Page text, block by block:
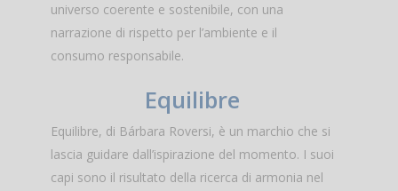
universo coerente e sostenibile, con una
narrazione di rispetto per l’ambiente e il
consumo responsabile.
Equilibre
Equilibre, di Bárbara Roversi, è un marchio che si
lascia guidare dall’ispirazione del momento. I suoi
capi sono il risultato della ricerca di armonia nel